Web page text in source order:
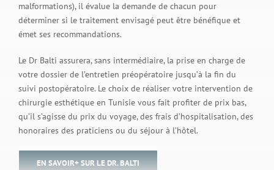
malformations), il évalue la demande de chacun pour
déterminer si le traitement envisagé peut être bénéfique et
émet ses recommandations.
Le Dr Balti assurera, sans intermédiaire, la prise en charge de
votre dossier de l’entretien préopératoire jusqu’à la fin du
suivi postopératoire. Le choix de réaliser votre intervention de
chirurgie esthétique en Tunisie vous fait profiter de prix bas,
qu’il s’agisse du prix du voyage, des frais d’hospitalisation, des
honoraires des praticiens ou du séjour à l’hôtel.
EN SAVOIR+ SUR LE DR. BALTI